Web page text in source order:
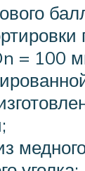
= 100